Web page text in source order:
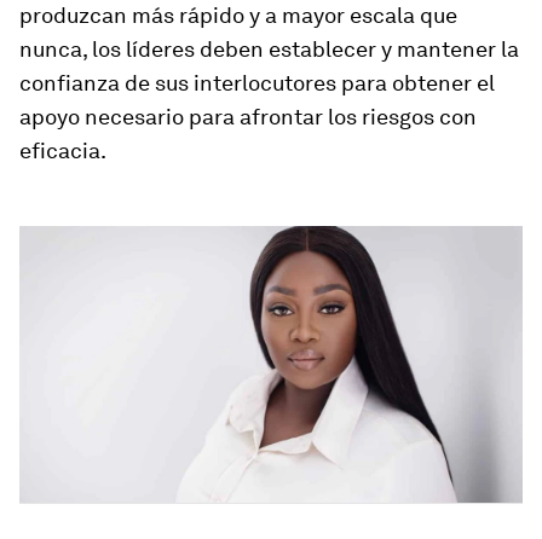
produzcan más rápido y a mayor escala que
nunca, los líderes deben establecer y mantener la
confianza de sus interlocutores para obtener el
apoyo necesario para afrontar los riesgos con
eficacia.